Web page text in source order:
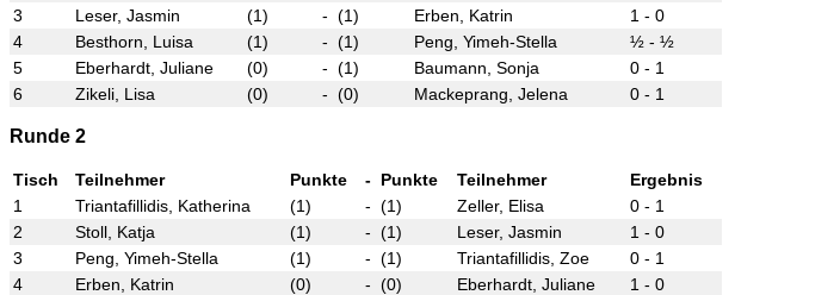
3
Leser, Jasmin (1) - (1) Erben, Katrin
1 - 0
4
Besthorn, Luisa (1) - (1) Peng, Yimeh-Stella
½ - ½
5
Eberhardt, Juliane (0) - (1) Baumann, Sonja
0 - 1
6
Zikeli, Lisa (0) - (0) Mackeprang, Jelena 0 - 1
Runde 2
Tisch Teilnehmer Punkte - Punkte Teilnehmer
Ergebnis
1
Triantafillidis, Katherina (1) - (1) Zeller, Elisa
0 - 1
2
Stoll, Katja (1) - (1) Leser, Jasmin
1 - 0
3
Peng, Yimeh-Stella (1) - (1) Triantafillidis, Zoe
0 - 1
4
Erben, Katrin (0) - (0) Eberhardt, Juliane
1 - 0